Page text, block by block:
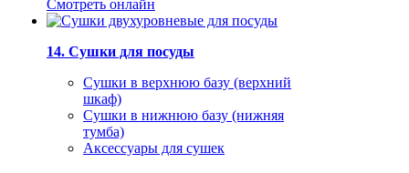
Смотреть онлайн
14. Сушки для посуды
Сушки в верхнюю базу (верхний
шкаф)
Сушки в нижнюю базу (нижняя
тумба)
Аксессуары для сушек